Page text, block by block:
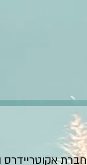
חברת אקוטריידרס